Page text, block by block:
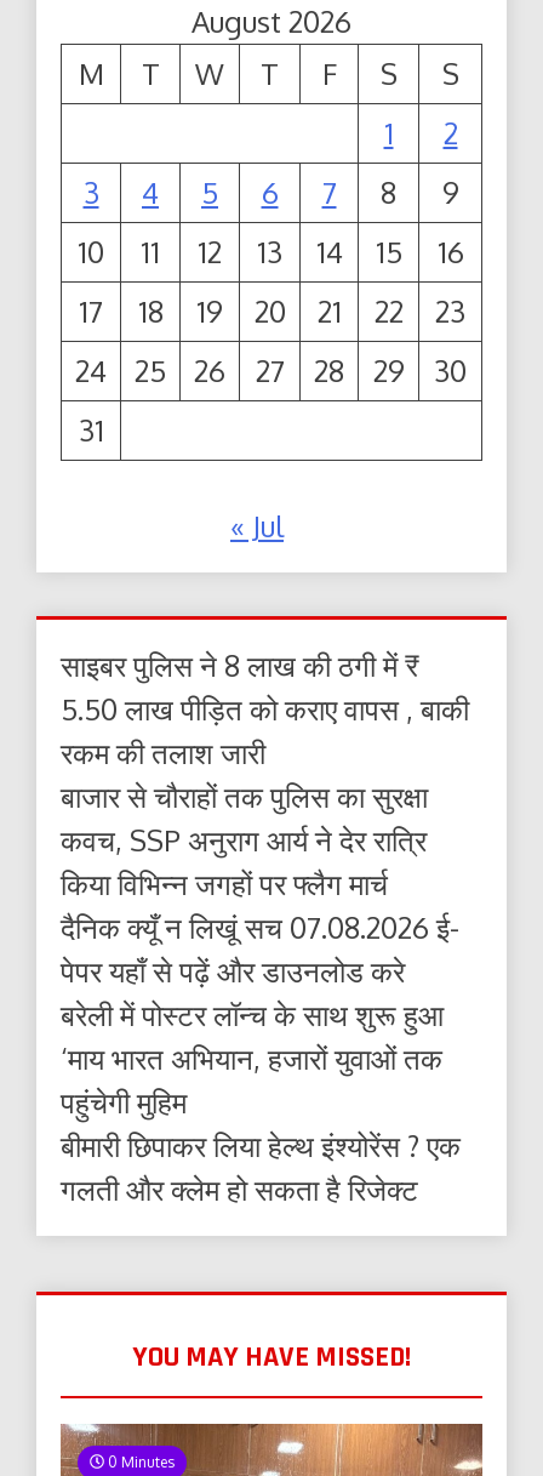
August 2026
M
T W T F S
S
1
2
3
4 5 6 7 8
9
10
11 12 13 14 15
16
17
18 19 20 21 22
23
24
25 26 27 28 29
30
31
« Jul
साइबर पुलिस ने 8 लाख की ठगी में ₹
5.50 लाख पीड़ित को कराए वापस , बाकी
रकम की तलाश जारी
बाजार से चौराहों तक पुलिस का सुरक्षा
कवच, SSP अनुराग आर्य ने देर रात्रि
किया विभिन्न जगहों पर फ्लैग मार्च
दैनिक क्यूँ न लिखूं सच 07.08.2026 ई-
पेपर यहाँ से पढ़ें और डाउनलोड करे
बरेली में पोस्टर लॉन्च के साथ शुरू हुआ
‘माय भारत अभियान, हजारों युवाओं तक
पहुंचेगी मुहिम
बीमारी छिपाकर लिया हेल्थ इंश्योरेंस ? एक
गलती और क्लेम हो सकता है रिजेक्ट
YOU MAY HAVE MISSED!
0 Minutes